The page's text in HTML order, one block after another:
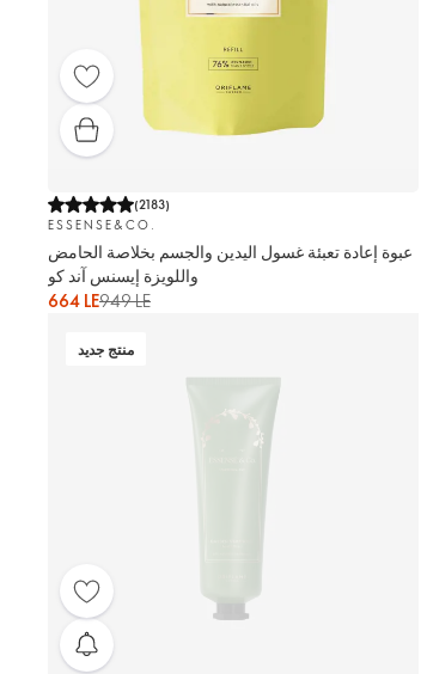
(2183)
ESSENSE&CO.
عبوة إعادة تعبئة غسول اليدين والجسم بخلاصة الحامض
واللويزة إيسنس آند كو
664 LE949 LE
منتج جديد